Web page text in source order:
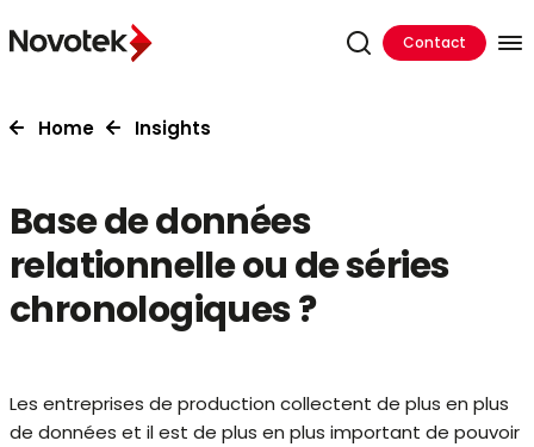
Contact
Home Insights
Base de données
relationnelle ou de séries
chronologiques ?
Les entreprises de production collectent de plus en plus
de données et il est de plus en plus important de pouvoir